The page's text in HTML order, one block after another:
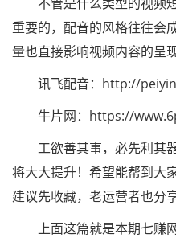
重要的，配音的风格往往会
量也直接影响视频内容的呈
讯飞配音：http://
牛片网：https://
工欲善其事，必先利其
将大大提升！希望能帮到大
建议先收藏，老运营者也分
上面这篇就是本期七赚